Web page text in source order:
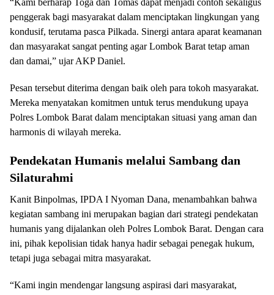
“Kami berharap Toga dan Tomas dapat menjadi contoh sekaligus
penggerak bagi masyarakat dalam menciptakan lingkungan yang
kondusif, terutama pasca Pilkada. Sinergi antara aparat keamanan
dan masyarakat sangat penting agar Lombok Barat tetap aman
dan damai,” ujar AKP Daniel.
Pesan tersebut diterima dengan baik oleh para tokoh masyarakat.
Mereka menyatakan komitmen untuk terus mendukung upaya
Polres Lombok Barat dalam menciptakan situasi yang aman dan
harmonis di wilayah mereka.
Pendekatan Humanis melalui Sambang dan
Silaturahmi
Kanit Binpolmas, IPDA I Nyoman Dana, menambahkan bahwa
kegiatan sambang ini merupakan bagian dari strategi pendekatan
humanis yang dijalankan oleh Polres Lombok Barat. Dengan cara
ini, pihak kepolisian tidak hanya hadir sebagai penegak hukum,
tetapi juga sebagai mitra masyarakat.
“Kami ingin mendengar langsung aspirasi dari masyarakat,